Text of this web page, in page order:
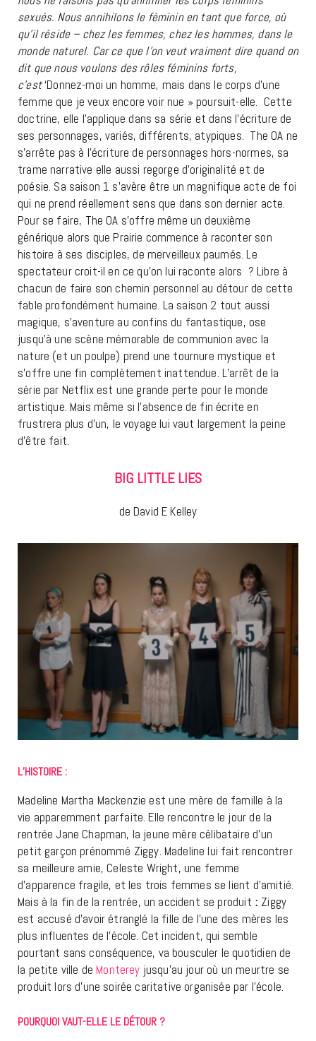
sexués. Nous annihilons le féminin en tant que force, où
qu’il réside – chez les femmes, chez les hommes, dans le
monde naturel. Car ce que l’on veut vraiment dire quand on
dit que nous voulons des rôles féminins forts,
c’est‘Donnez-moi un homme, mais dans le corps d’une
femme que je veux encore voir nue » poursuit-elle. Cette
doctrine, elle l’applique dans sa série et dans l’écriture de
ses personnages, variés, différents, atypiques. The OA ne
s’arrête pas à l’écriture de personnages hors-normes, sa
trame narrative elle aussi regorge d’originalité et de
poésie. Sa saison 1 s’avère être un magnifique acte de foi
qui ne prend réellement sens que dans son dernier acte.
Pour se faire, The OA s’offre même un deuxième
générique alors que Prairie commence à raconter son
histoire à ses disciples, de merveilleux paumés. Le
spectateur croit-il en ce qu’on lui raconte alors ? Libre à
chacun de faire son chemin personnel au détour de cette
fable profondément humaine. La saison 2 tout aussi
magique, s’aventure au confins du fantastique, ose
jusqu’à une scène mémorable de communion avec la
nature (et un poulpe) prend une tournure mystique et
s’offre une fin complètement inattendue. L’arrêt de la
série par Netflix est une grande perte pour le monde
artistique. Mais même si l’absence de fin écrite en
frustrera plus d’un, le voyage lui vaut largement la peine
d’être fait.
BIG LITTLE LIES
de David E Kelley
L’HISTOIRE :
Madeline Martha Mackenzie est une mère de famille à la
vie apparemment parfaite. Elle rencontre le jour de la
rentrée Jane Chapman, la jeune mère célibataire d’un
petit garçon prénommé Ziggy. Madeline lui fait rencontrer
sa meilleure amie, Celeste Wright, une femme
d’apparence fragile, et les trois femmes se lient d’amitié.
Mais à la fin de la rentrée, un accident se produit ː Ziggy
est accusé d’avoir étranglé la fille de l’une des mères les
plus influentes de l’école. Cet incident, qui semble
pourtant sans conséquence, va bousculer le quotidien de
la petite ville de Monterey jusqu’au jour où un meurtre se
produit lors d’une soirée caritative organisée par l’école.
POURQUOI VAUT-ELLE LE DÉTOUR ?